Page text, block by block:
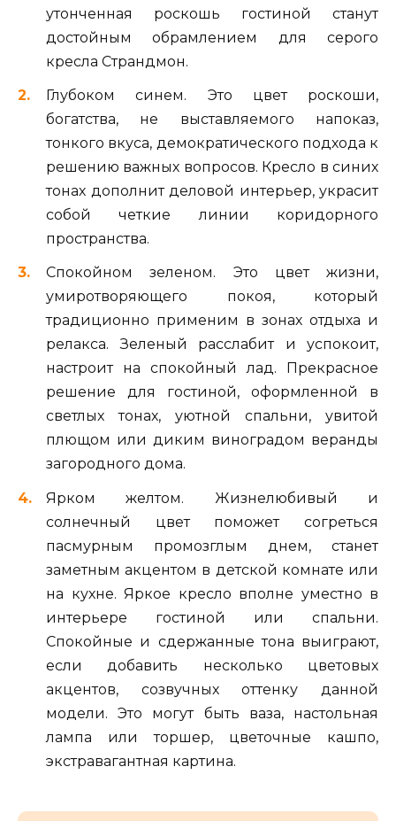
утонченная роскошь гостиной станут
достойным обрамлением для серого
кресла Страндмон.
Глубоком синем. Это цвет роскоши,
богатства, не выставляемого напоказ,
тонкого вкуса, демократического подхода к
решению важных вопросов. Кресло в синих
тонах дополнит деловой интерьер, украсит
собой четкие линии коридорного
пространства.
Спокойном зеленом. Это цвет жизни,
умиротворяющего покоя, который
традиционно применим в зонах отдыха и
релакса. Зеленый расслабит и успокоит,
настроит на спокойный лад. Прекрасное
решение для гостиной, оформленной в
светлых тонах, уютной спальни, увитой
плющом или диким виноградом веранды
загородного дома.
Ярком желтом. Жизнелюбивый и
солнечный цвет поможет согреться
пасмурным промозглым днем, станет
заметным акцентом в детской комнате или
на кухне. Яркое кресло вполне уместно в
интерьере гостиной или спальни.
Спокойные и сдержанные тона выиграют,
если добавить несколько цветовых
акцентов, созвучных оттенку данной
модели. Это могут быть ваза, настольная
лампа или торшер, цветочные кашпо,
экстравагантная картина.